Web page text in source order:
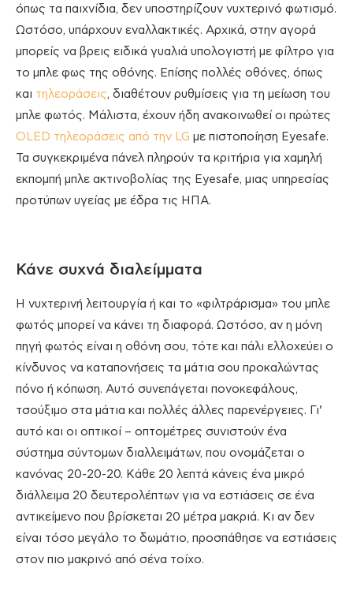
όπως τα παιχνίδια, δεν υποστηρίζουν νυχτερινό φωτισμό.
Ωστόσο, υπάρχουν εναλλακτικές. Αρχικά, στην αγορά
μπορείς να βρεις ειδικά γυαλιά υπολογιστή με φίλτρο για
το μπλε φως της οθόνης. Επίσης πολλές οθόνες, όπως
και τηλεοράσεις, διαθέτουν ρυθμίσεις για τη μείωση του
μπλε φωτός. Μάλιστα, έχουν ήδη ανακοινωθεί οι πρώτες
OLED τηλεοράσεις από την LG με πιστοποίηση Eyesafe.
Τα συγκεκριμένα πάνελ πληρούν τα κριτήρια για χαμηλή
εκπομπή μπλε ακτινοβολίας της Eyesafe, μιας υπηρεσίας
προτύπων υγείας με έδρα τις ΗΠΑ.
Κάνε συχνά διαλείμματα
Η νυχτερινή λειτουργία ή και το «φιλτράρισμα» του μπλε
φωτός μπορεί να κάνει τη διαφορά. Ωστόσο, αν η μόνη
πηγή φωτός είναι η οθόνη σου, τότε και πάλι ελλοχεύει ο
κίνδυνος να καταπονήσεις τα μάτια σου προκαλώντας
πόνο ή κόπωση. Αυτό συνεπάγεται πονοκεφάλους,
τσούξιμο στα μάτια και πολλές άλλες παρενέργειες. Γι’
αυτό και οι οπτικοί – οπτομέτρες συνιστούν ένα
σύστημα σύντομων διαλλειμάτων, που ονομάζεται ο
κανόνας 20-20-20. Κάθε 20 λεπτά κάνεις ένα μικρό
διάλλειμα 20 δευτερολέπτων για να εστιάσεις σε ένα
αντικείμενο που βρίσκεται 20 μέτρα μακριά. Κι αν δεν
είναι τόσο μεγάλο το δωμάτιο, προσπάθησε να εστιάσεις
στον πιο μακρινό από σένα τοίχο.